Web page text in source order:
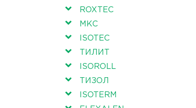
ROXTEC
МКС
ISOTEC
ТИЛИТ
ISOROLL
ТИЗОЛ
ISOTERM